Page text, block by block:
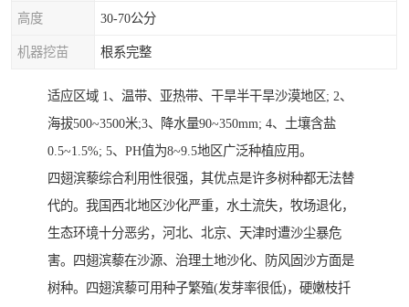
高度 30-70公分
机器挖苗 根系完整
适应区域 1、温带、亚热带、干旱半干旱沙漠地区; 2、
海拔500~3500米;3、降水量90~350mm; 4、土壤含盐
0.5~1.5%; 5、PH值为8~9.5地区广泛种植应用。
四翅滨藜综合利用性很强，其优点是许多树种都无法替
代的。我国西北地区沙化严重，水土流失，牧场退化，
生态环境十分恶劣，河北、北京、天津时遭沙尘暴危
害。四翅滨藜在沙源、治理土地沙化、防风固沙方面是
树种。四翅滨藜可用种子繁殖(发芽率很低)，硬嫩枝扦